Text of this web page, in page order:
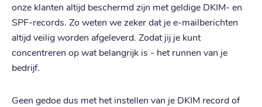
onze klanten altijd beschermd zijn met geldige DKIM- en
SPF-records. Zo weten we zeker dat je e-mailberichten
altijd veilig worden afgeleverd. Zodat jij je kunt
concentreren op wat belangrijk is - het runnen van je
bedrijf.
Geen gedoe dus met het instellen van je DKIM record of